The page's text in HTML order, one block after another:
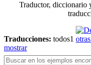
Traductor, diccionario
Traducciones: todos1
mostrar